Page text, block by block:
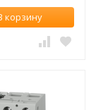
корзину